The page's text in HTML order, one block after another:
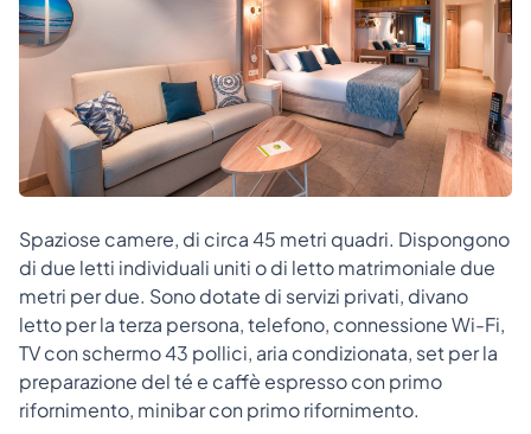
Spaziose camere, di circa 45 metri quadri. Dispongono
di due letti individuali uniti o di letto matrimoniale due
metri per due. Sono dotate di servizi privati, divano
letto per la terza persona, telefono, connessione Wi-Fi,
TV con schermo 43 pollici, aria condizionata, set per la
preparazione del té e caffè espresso con primo
rifornimento, minibar con primo rifornimento.